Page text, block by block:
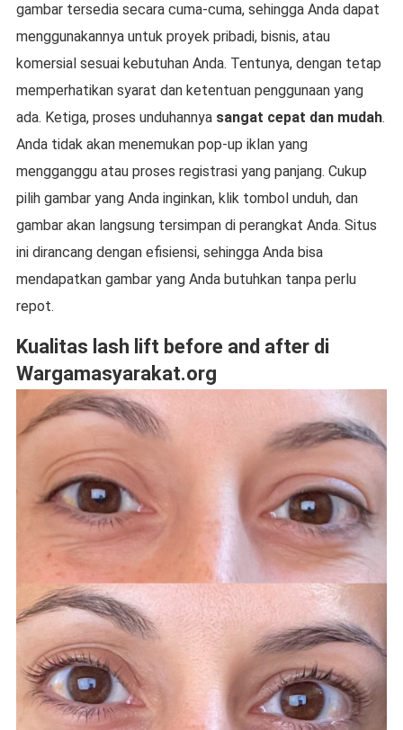
gambar tersedia secara cuma-cuma, sehingga Anda dapat
menggunakannya untuk proyek pribadi, bisnis, atau
komersial sesuai kebutuhan Anda. Tentunya, dengan tetap
memperhatikan syarat dan ketentuan penggunaan yang
ada. Ketiga, proses unduhannya sangat cepat dan mudah.
Anda tidak akan menemukan pop-up iklan yang
mengganggu atau proses registrasi yang panjang. Cukup
pilih gambar yang Anda inginkan, klik tombol unduh, dan
gambar akan langsung tersimpan di perangkat Anda. Situs
ini dirancang dengan efisiensi, sehingga Anda bisa
mendapatkan gambar yang Anda butuhkan tanpa perlu
repot.
Kualitas lash lift before and after di
Wargamasyarakat.org